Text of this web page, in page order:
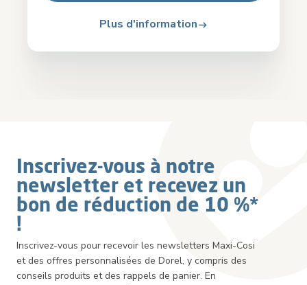
Plus d'information
Inscrivez-vous à notre
newsletter et recevez un
bon de réduction de 10 %*
!
Inscrivez-vous pour recevoir les newsletters Maxi-Cosi
et des offres personnalisées de Dorel, y compris des
conseils produits et des rappels de panier. En